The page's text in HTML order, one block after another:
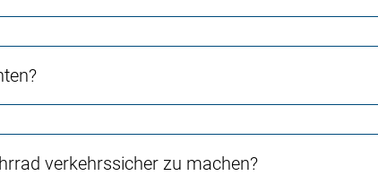
verkehrssicher zu machen?